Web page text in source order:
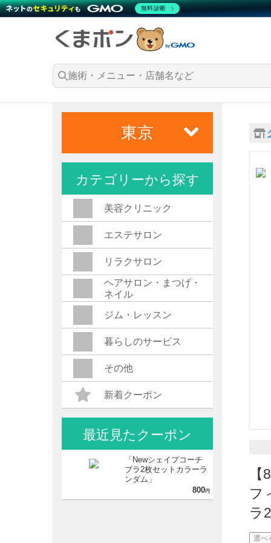
フ
ラ
選べ
東京
カテゴリーから探す
美容クリニック
エステサロン
リラクサロン
ヘアサロン・まつげ・
ネイル
ジム・レッスン
暮らしのサービス
その他
新着クーポン
最近見たクーポン
「Newシェイプコーチ
ブラ2枚セットカラーラ
ンダム」
800円
無料診断